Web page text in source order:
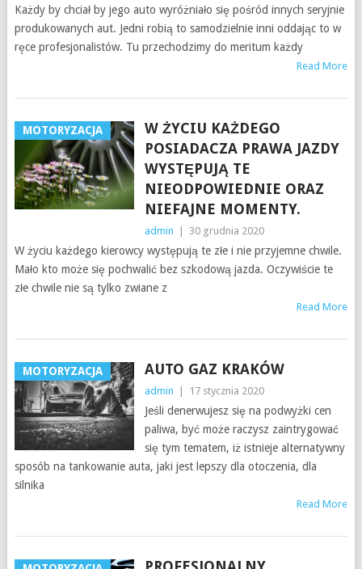
Każdy by chciał by jego auto wyróżniało się pośród innych seryjnie
produkowanych aut. Jedni robią to samodzielnie inni oddając to w
ręce profesjonalistów. Tu przechodzimy do meritum każdy
Read More
MOTORYZACJA
W ŻYCIU KAŻDEGO
POSIADACZA PRAWA JAZDY
WYSTĘPUJĄ TE
NIEODPOWIEDNIE ORAZ
NIEFAJNE MOMENTY.
admin 30 grudnia 2020
W życiu każdego kierowcy występują te złe i nie przyjemne chwile.
Mało kto może się pochwalić bez szkodową jazda. Oczywiście te
złe chwile nie są tylko zwiane z
Read More
MOTORYZACJA AUTO GAZ KRAKÓW
admin 17 stycznia 2020
Jeśli denerwujesz się na podwyżki cen
paliwa, być może raczysz zaintrygować
się tym tematem, iż istnieje alternatywny
sposób na tankowanie auta, jaki jest lepszy dla otoczenia, dla
silnika
Read More